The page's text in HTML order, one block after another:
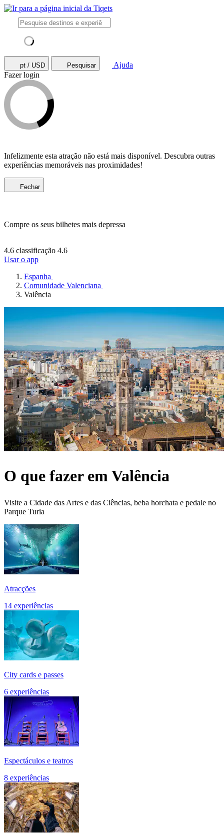
pt / USD Pesquisar
Ajuda
Fazer login
Infelizmente esta atração não está mais disponível. Descubra outras
experiências memoráveis nas proximidades!
Fechar
Compre os seus bilhetes mais depressa
4.6 classificação 4.6
Usar o app
Espanha
Comunidade Valenciana
Valência
O que fazer em Valência
Visite a Cidade das Artes e das Ciências, beba horchata e pedale no
Parque Turia
Atracções
14 experiências
City cards e passes
6 experiências
Espectáculos e teatros
8 experiências